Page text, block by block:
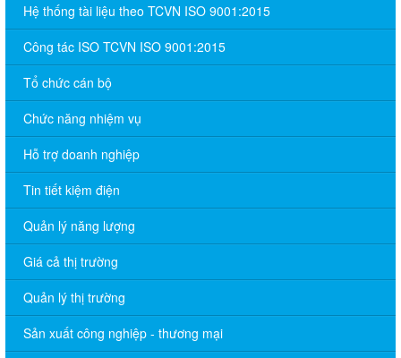
Hệ thống tài liệu theo TCVN ISO 9001:2015
Công tác ISO TCVN ISO 9001:2015
Tổ chức cán bộ
Chức năng nhiệm vụ
Hỗ trợ doanh nghiệp
Tin tiết kiệm điện
Quản lý năng lượng
Giá cả thị trường
Quản lý thị trường
Sản xuất công nghiệp - thương mại